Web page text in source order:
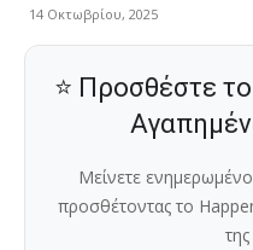
14 Οκτωβρίου, 2025
⭐ Προσθέστε
Μείνετε
προσθέτοντας το